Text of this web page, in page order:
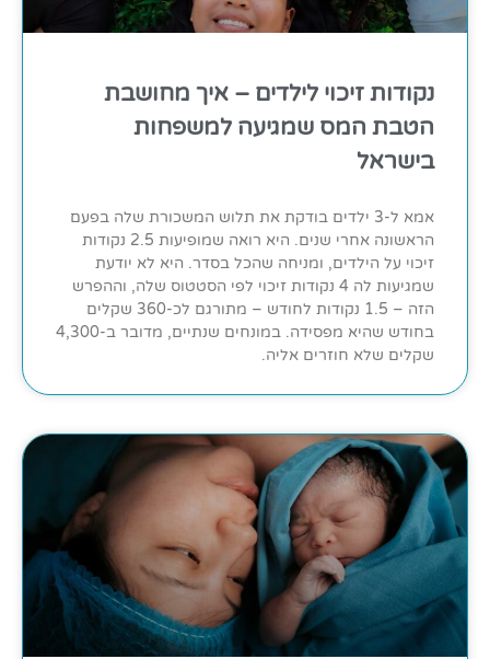
נקודות זיכוי לילדים – איך מחושבת
הטבת המס שמגיעה למשפחות
בישראל
אמא ל-3 ילדים בודקת את תלוש המשכורת שלה בפעם
הראשונה אחרי שנים. היא רואה שמופיעות 2.5 נקודות
זיכוי על הילדים, ומניחה שהכל בסדר. היא לא יודעת
שמגיעות לה 4 נקודות זיכוי לפי הסטטוס שלה, וההפרש
הזה – 1.5 נקודות לחודש – מתורגם לכ-360 שקלים
בחודש שהיא מפסידה. במונחים שנתיים, מדובר ב-4,300
שקלים שלא חוזרים אליה.